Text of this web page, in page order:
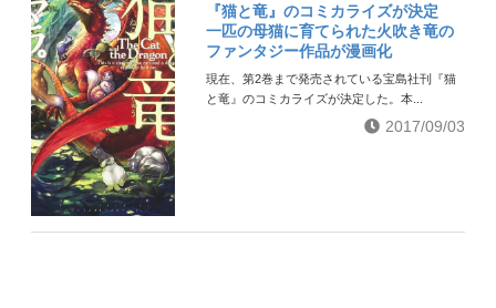
『猫と竜』のコミカライズが決定
一匹の母猫に育てられた火吹き竜の
ファンタジー作品が漫画化
現在、第2巻まで発売されている宝島社刊『猫
と竜』のコミカライズが決定した。本...
2017/09/03